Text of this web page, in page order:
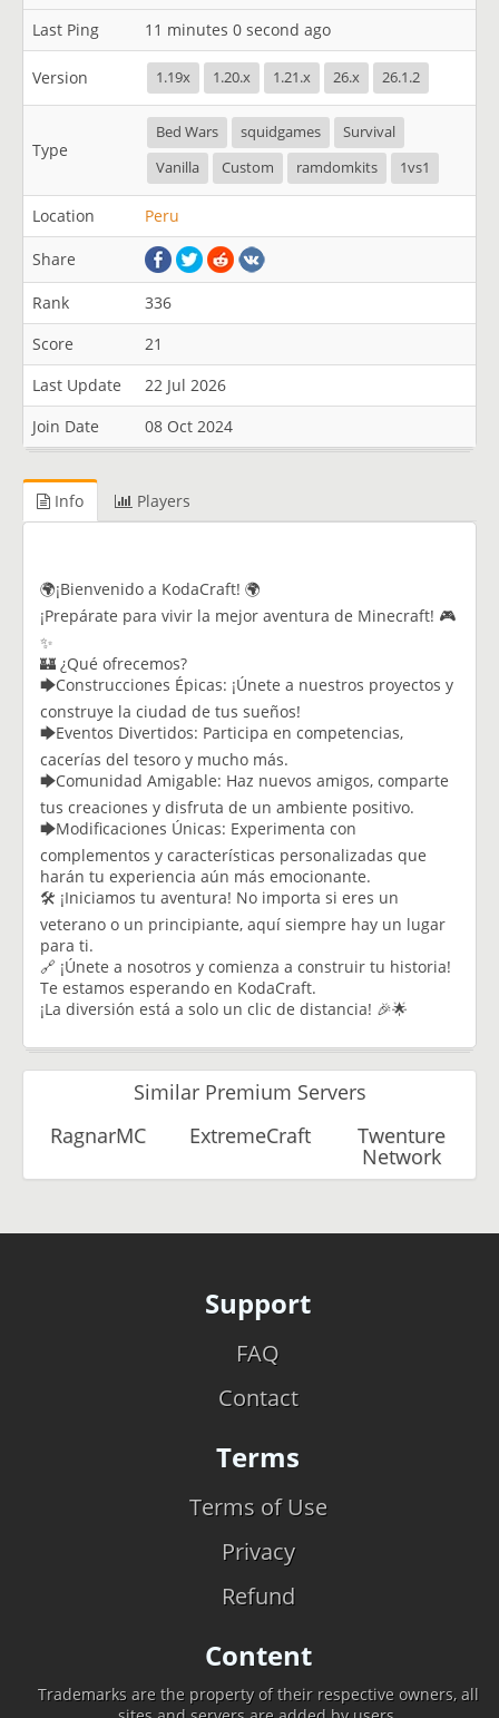
Last Ping
11 minutes 0 second ago
Version 1.19x 1.20.x 1.21.x 26.x 26.1.2
Type
Bed Wars squidgames
Survival
Vanilla
Custom ramdomkits 1vs1
Location Peru
Share
Rank
336
Score
21
Last Update
22 Jul 2026
Join Date
08 Oct 2024
Info Players
🌍¡Bienvenido a KodaCraft! 🌍
¡Prepárate para vivir la mejor aventura de Minecraft! 🎮
✨
🏰 ¿Qué ofrecemos?
🡆Construcciones Épicas: ¡Únete a nuestros proyectos y
construye la ciudad de tus sueños!
🡆Eventos Divertidos: Participa en competencias,
cacerías del tesoro y mucho más.
🡆Comunidad Amigable: Haz nuevos amigos, comparte
tus creaciones y disfruta de un ambiente positivo.
🡆Modificaciones Únicas: Experimenta con
complementos y características personalizadas que
harán tu experiencia aún más emocionante.
🛠️ ¡Iniciamos tu aventura! No importa si eres un
veterano o un principiante, aquí siempre hay un lugar
para ti.
🔗 ¡Únete a nosotros y comienza a construir tu historia!
Te estamos esperando en KodaCraft.
¡La diversión está a solo un clic de distancia! 🎉🌟
Similar Premium Servers
RagnarMC
ExtremeCraft Twenture
Network
Support
FAQ
Contact
Terms
Terms of Use
Privacy
Refund
Content
Trademarks are the property of their respective owners, all